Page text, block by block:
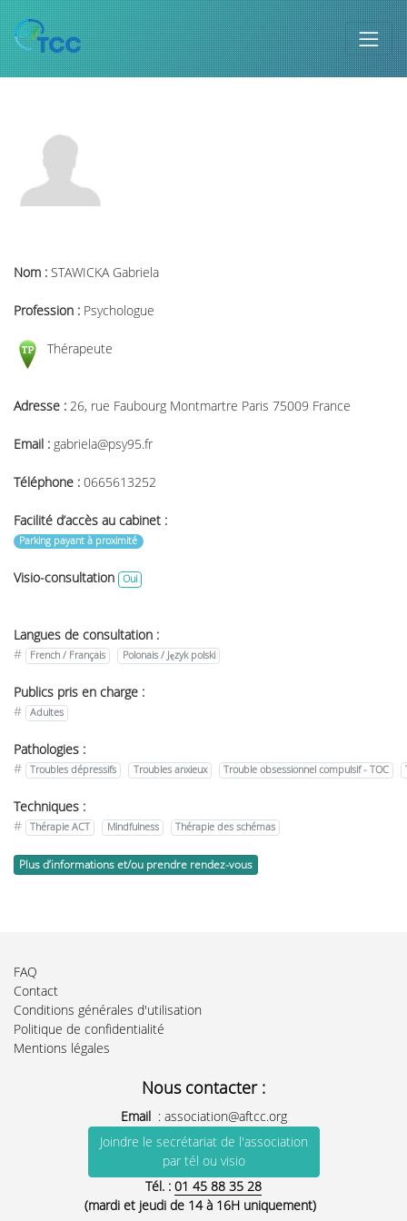
Nom : STAWICKA Gabriela
Profession : Psychologue
Thérapeute
Adresse : 26, rue Faubourg Montmartre Paris 75009 France
Email : gabriela@psy95.fr
Téléphone : 0665613252
Facilité d’accès au cabinet :
Parking payant à proximité
Visio-consultation Oui
Langues de consultation :
#
French / Français Polonais / Język polski
Publics pris en charge :
#
Adultes
Pathologies :
#
Troubles dépressifs Troubles anxieux Trouble obsessionnel compulsif - TOC
Techniques :
#
Thérapie ACT Mindfulness Thérapie des schémas
Plus d’informations et/ou prendre rendez-vous
FAQ
Contact
Conditions générales d'utilisation
Politique de confidentialité
Mentions légales
Nous contacter :
Email : association@aftcc.org
Joindre le secrétariat de l'association
par tél ou visio
Tél. : 01 45 88 35 28
(mardi et jeudi de 14 à 16H uniquement)